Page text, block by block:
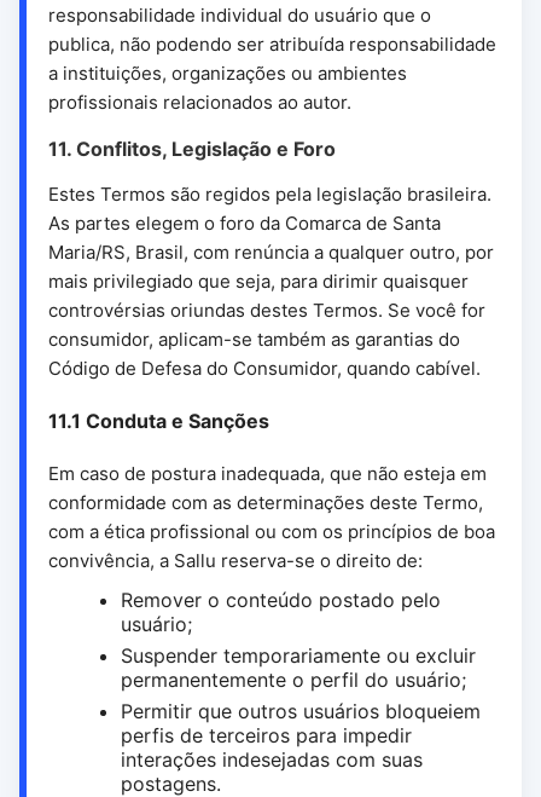
responsabilidade individual do usuário que o
publica, não podendo ser atribuída responsabilidade
a instituições, organizações ou ambientes
profissionais relacionados ao autor.
11. Conflitos, Legislação e Foro
Estes Termos são regidos pela legislação brasileira.
As partes elegem o foro da Comarca de Santa
Maria/RS, Brasil, com renúncia a qualquer outro, por
mais privilegiado que seja, para dirimir quaisquer
controvérsias oriundas destes Termos. Se você for
consumidor, aplicam-se também as garantias do
Código de Defesa do Consumidor, quando cabível.
11.1 Conduta e Sanções
Em caso de postura inadequada, que não esteja em
conformidade com as determinações deste Termo,
com a ética profissional ou com os princípios de boa
convivência, a Sallu reserva-se o direito de:
Remover o conteúdo postado pelo
usuário;
Suspender temporariamente ou excluir
permanentemente o perfil do usuário;
Permitir que outros usuários bloqueiem
perfis de terceiros para impedir
interações indesejadas com suas
postagens.